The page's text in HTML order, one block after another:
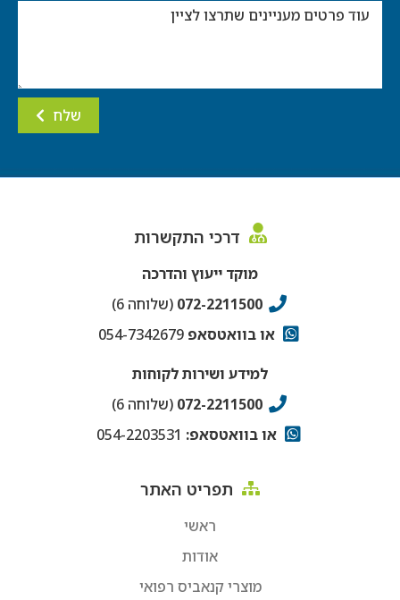
שלח
דרכי התקשרות
מוקד ייעוץ והדרכה
072-2211500 (שלוחה 6)
או בוואטסאפ 054-7342679
למידע ושירות לקוחות
072-2211500 (שלוחה 6)
או בוואטסאפ:
תפריט האתר
ראשי
אודות
מוצרי קנאביס רפואי